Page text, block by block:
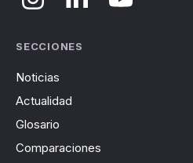
SECCIONES
Noticias
Actualidad
Glosario
Comparaciones